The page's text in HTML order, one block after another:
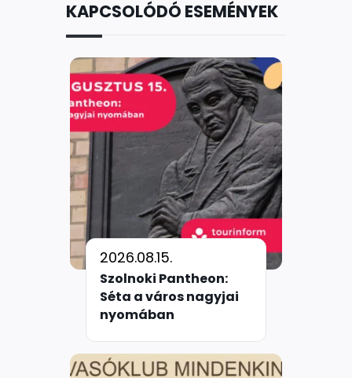
KAPCSOLÓDÓ ESEMÉNYEK
2026.08.15.
Szolnoki Pantheon:
Séta a város nagyjai
nyomában